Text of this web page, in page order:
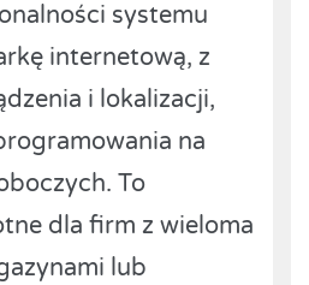
systemu
internetową, z
i lokalizacji,
na
To
dla firm z wieloma
lub